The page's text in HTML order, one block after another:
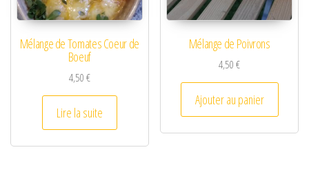
Mélange de Tomates Coeur de
Boeuf
4,50€
Lire la suite
Mélange de Poivrons
4,50€
Ajouter au panier